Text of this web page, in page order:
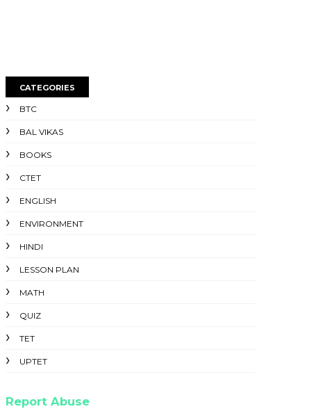
CATEGORIES
BTC
BAL VIKAS
BOOKS
CTET
ENGLISH
ENVIRONMENT
HINDI
LESSON PLAN
MATH
QUIZ
TET
UPTET
Report Abuse